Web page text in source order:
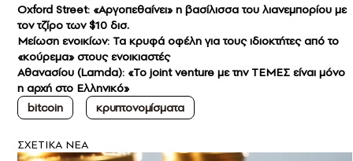
Oxford Street: «Αργοπεθαίνει» η βασίλισσα του λιανεμπορίου με
τον τζίρο των $10 δισ.
Μείωση ενοικίων: Τα κρυφά οφέλη για τους ιδιοκτήτες από το
«κούρεμα» στους ενοικιαστές
Αθανασίου (Lamda): «Το joint venture με την ΤΕΜΕΣ είναι μόνο
η αρχή στο Ελληνικό»
bitcoin
κρυπτονομίσματα
ΣXETIKA NEA